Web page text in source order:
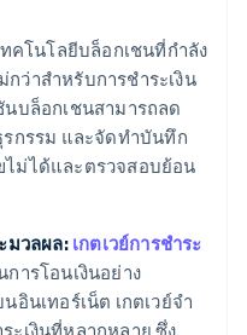
ทคโนโลยีบล็อกเชนที่กำลัง
ว่าสําหรับการชําระเงิน
บล็อกเชนสามารถลด
รกรรม และจัดทําบันทึก
ม่ได้และตรวจสอบย้อน
มวลผล: เกตเวย์การชําระ
ารโอนเงินอย่าง
อินเทอร์เน็ต เกตเวย์จํา